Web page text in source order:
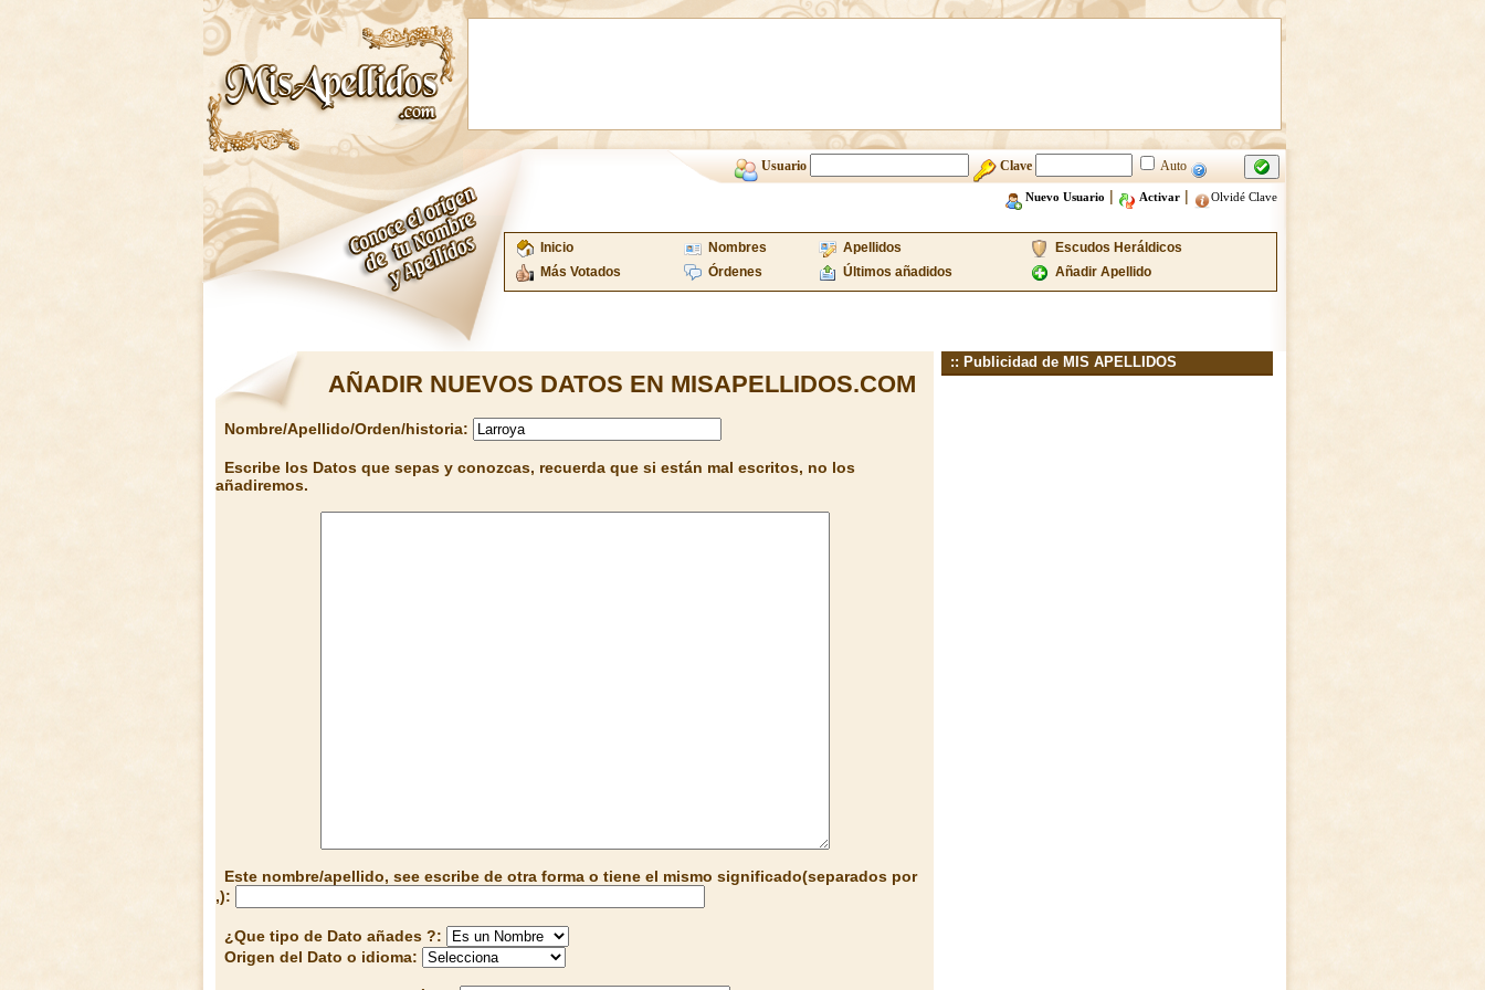
Usuario Clave Auto
Nuevo Usuario | Activar| Olvidé Clave
Inicio Nombres Apellidos
Escudos Heráldicos
Más Votados
Órdenes Últimos añadidos Añadir Apellido
AÑADIR NUEVOS DATOS EN MISAPELLIDOS.COM
Nombre/Apellido/Orden/historia:
Escribe los Datos que sepas y conozcas, recuerda que si están mal escritos, no los
añadiremos.
Este nombre/apellido, see escribe de otra forma o tiene el mismo significado(separados por
,):
¿Que tipo de Dato añades ?:
Origen del Dato o idioma:
:: Publicidad de MIS APELLIDOS